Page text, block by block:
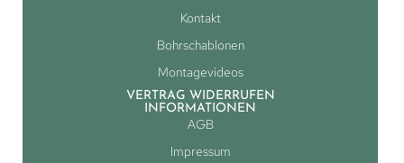
Kontakt
Bohrschablonen
Montagevideos
VERTRAG WIDERRUFEN
INFORMATIONEN
AGB
Impressum